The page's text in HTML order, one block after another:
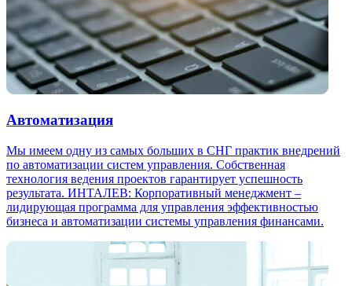
Автоматизация
Мы имеем одну из самых больших в СНГ практик внедрений
по автоматизации систем управления. Собственная
технология ведения проектов гарантирует успешность
результата. ИНТАЛЕВ: Корпоративный менеджмент –
лидирующая программа для управления эффективностью
бизнеса и автоматизации системы управления финансами.